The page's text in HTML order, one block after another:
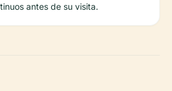
antes de su visita.